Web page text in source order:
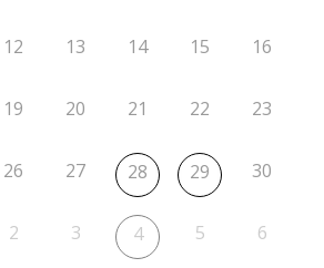
12 13 14 15 16
19 20 21 22 23
26 27 28 29 30
2 3 4 5 6